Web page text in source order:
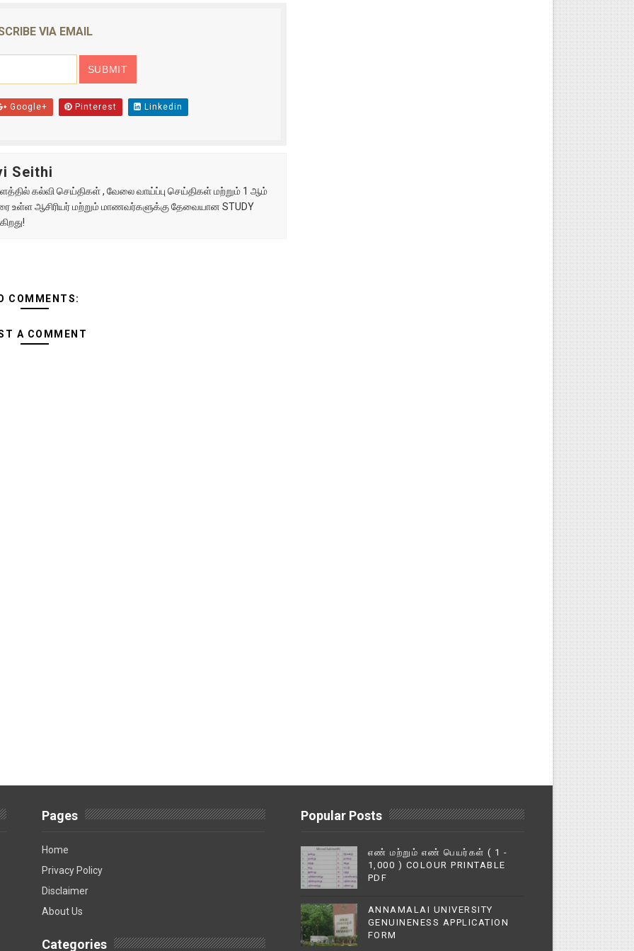
VIA EMAIL
Google+ Pinterest Linkedin
Seithi
கல்வி செய்திகள் , வேலை வாய்ப்பு செய்திகள் மற்றும் 1 ஆம்
உள்ள ஆசிரியர் மற்றும் மாணவர்களுக்கு தேவையான STUDY
COMMENTS:
A COMMENT
Pages
Home
Privacy Policy
Disclaimer
About Us
Categories
Popular Posts
எண் மற்றும் எண் பெயர்கள் ( 1 -
1,000 ) COLOUR PRINTABLE
PDF
ANNAMALAI UNIVERSITY
GENUINENESS APPLICATION
FORM